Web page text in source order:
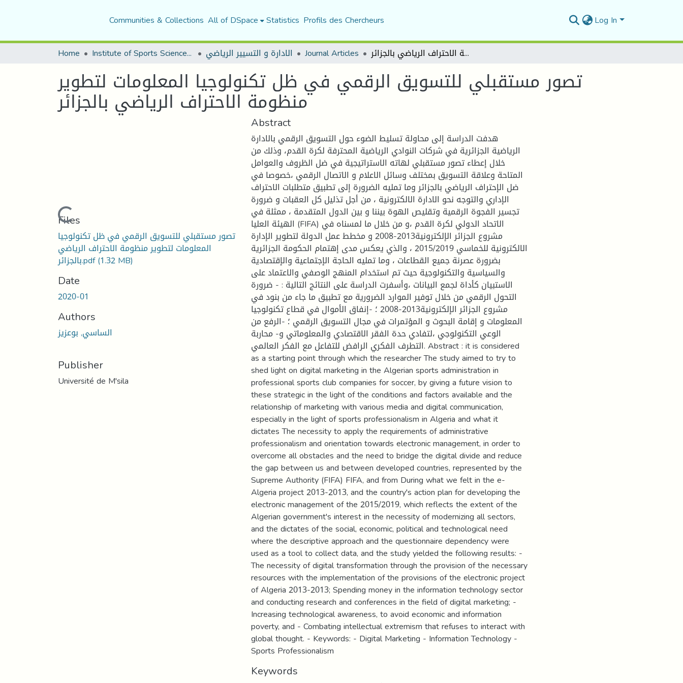
Communities & Collections All of DSpace Statistics Profils des Chercheurs Log In
Home Institute of Sports Sciences and Techniques الادارة و التسيير الرياضي Journal Articles تصور مستقبلي للتسويق الرقمي في ظل تكنولوجيا المعلومات لتطوير منظومة الاحتراف الرياضي بالجزائر
تصور مستقبلي للتسويق الرقمي في ظل تكنولوجيا المعلومات لتطوير
منظومة الاحتراف الرياضي بالجزائر
Loading...
Files
تصور مستقبلي للتسويق الرقمي في ظل تكنولوجيا
المعلومات لتطوير منظومة الاحتراف الرياضي
بالجزائر.pdf(1.32 MB)
Date
2020-01
Authors
الساسي, بوعزيز
Publisher
Université de M'sila
Abstract
هدفت الدراسة إلى محاولة تسليط الضوء حول التسويق الرقمي بالادارة
الرياضية الجزائرية في شركات النوادي الرياضية المحترفة لكرة القدم، وذلك من
خلال إعطاء تصور مستقبلي لهاته الاستراتيجية في ضل الظروف والعوامل
المتاحة وعلاقة التسويق بمختلف وسائل الاعلام و الاتصال الرقمي ،خصوصا في
ضل الإحتراف الرياضي بالجزائر وما تمليه الضرورة إلى تطبيق متطلبات الاحتراف
الإداري والتوجه نحو الادارة الالكترونية ، من أجل تذليل كل العقبات و ضرورة
تجسير الفجوة الرقمية وتقليص الهوة بيننا و بين الدول المتقدمة ، ممثلة في
الهيئة العليا (FIFA) الاتحاد الدولي لكرة القدم ،و من خلال ما لمسناه في
مشروع الجزائر الإلكترونية2013-2008 و مخطط عمل الدولة لتطوير الإدارة
الالكترونية للخماسي 2015/2019 ، والذي يعكس مدى إهتمام الحكومة الجزائرية
بضرورة عصرنة جميع القطاعات ، وما تمليه الحاجة الإجتماعية والإقتصادية
والسياسية والتكنولوجية حيث تم استخدام المنهج الوصفي والاعتماد على
الاستبيان كأداة لجمع البيانات ،وأسفرت الدراسة على النتائج التالية : - ضرورة
التحول الرقمي من خلال توفير الموارد الضرورية مع تطبيق ما جاء من بنود في
مشروع الجزائر الإلكترونية2013-2008 ؛ -إنفاق الأموال في قطاع تكنولوجيا
المعلومات و إقامة البحوث و المؤتمرات في مجال التسويق الرقمي ؛ -الرفع من
الوعي التكنولوجي ،لتفادي حدة الفقر الاقتصادي والمعلوماتي و- محاربة
التطرف الفكري الرافض للتفاعل مع الفكر العالمي. Abstract : it is considered
as a starting point through which the researcher The study aimed to try to
shed light on digital marketing in the Algerian sports administration in
professional sports club companies for soccer, by giving a future vision to
these strategic in the light of the conditions and factors available and the
relationship of marketing with various media and digital communication,
especially in the light of sports professionalism in Algeria and what it
dictates The necessity to apply the requirements of administrative
professionalism and orientation towards electronic management, in order to
overcome all obstacles and the need to bridge the digital divide and reduce
the gap between us and between developed countries, represented by the
Supreme Authority (FIFA) FIFA, and from During what we felt in the e-
Algeria project 2013-2013, and the country's action plan for developing the
electronic management of the 2015/2019, which reflects the extent of the
Algerian government's interest in the necessity of modernizing all sectors,
and the dictates of the social, economic, political and technological need
where the descriptive approach and the questionnaire dependency were
used as a tool to collect data, and the study yielded the following results: -
The necessity of digital transformation through the provision of the necessary
resources with the implementation of the provisions of the electronic project
of Algeria 2013-2013; Spending money in the information technology sector
and conducting research and conferences in the field of digital marketing; -
Increasing technological awareness, to avoid economic and information
poverty, and - Combating intellectual extremism that refuses to interact with
global thought. - Keywords: - Digital Marketing - Information Technology -
Sports Professionalism
Keywords